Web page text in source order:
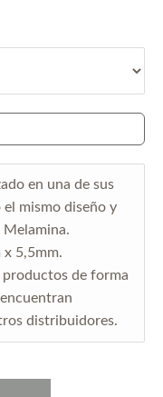
en una de sus
mismo diseño y
Melamina.
x 5,5mm.
de forma
distribuidores.